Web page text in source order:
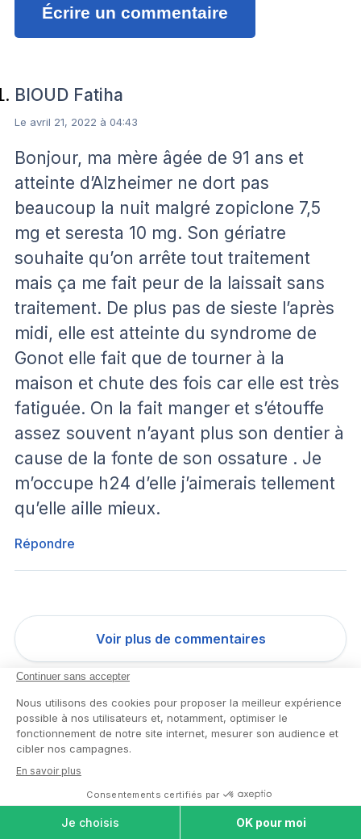
Écrire un commentaire
BIOUD Fatiha
Le avril 21, 2022 à 04:43
Bonjour, ma mère âgée de 91 ans et
atteinte d’Alzheimer ne dort pas
beaucoup la nuit malgré zopiclone 7,5
mg et seresta 10 mg. Son gériatre
souhaite qu’on arrête tout traitement
mais ça me fait peur de la laissait sans
traitement. De plus pas de sieste l’après
midi, elle est atteinte du syndrome de
Gonot elle fait que de tourner à la
maison et chute des fois car elle est très
fatiguée. On la fait manger et s’étouffe
assez souvent n’ayant plus son dentier à
cause de la fonte de son ossature . Je
m’occupe h24 d’elle j’aimerais tellement
qu’elle aille mieux.
Répondre
Voir plus de commentaires
Les derniers articles
USLD en 2026 : le parcours d'admission
MAISONS DE